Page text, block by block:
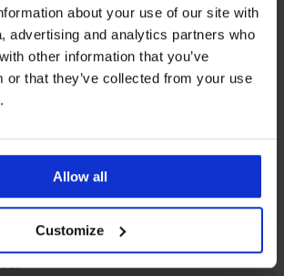
about your use of our site with
advertising and analytics partners who
other information that you’ve
or that they’ve collected from your use
Allow all
Customize
a
Csere és visszaküldés
Hogyan válasszon
- 16:00 óra között